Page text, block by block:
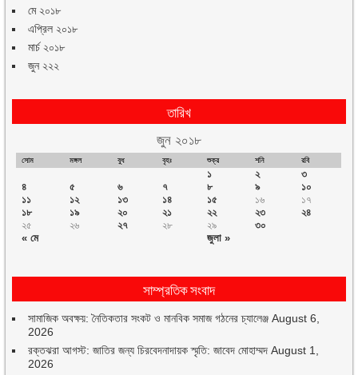
মে ২০১৮
এপ্রিল ২০১৮
মার্চ ২০১৮
জুন ২২২
তারিখ
জুন ২০১৮
সোম মঙ্গল বুধ বৃহঃ শুক্র শনি রবি
« মে জুলা »
১ ২
৩
৪
৫ ৬ ৭ ৮ ৯
১০
১১
১২ ১৩ ১৪ ১৫ ১৬
১৭
১৮
১৯ ২০ ২১ ২২ ২৩
২৪
২৫
২৬ ২৭ ২৮ ২৯ ৩০
সাম্প্রতিক সংবাদ
সামাজিক অবক্ষয়: নৈতিকতার সংকট ও মানবিক সমাজ গঠনের চ্যালেঞ্জ August 6,
2026
রক্তঝরা আগস্ট: জাতির জন্য চিরবেদনাদায়ক স্মৃতি: জাবেদ মোহাম্মদ August 1,
2026